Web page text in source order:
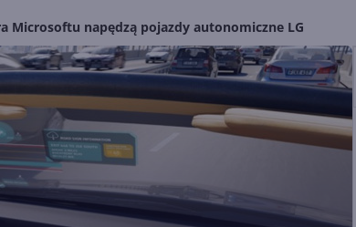
Microsoftu napędzą pojazdy autonomiczne LG